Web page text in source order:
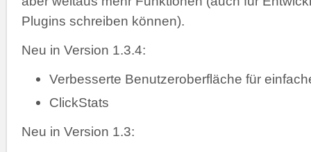
Plugins schreiben können).
Neu in Version 1.3.4:
Verbesserte Benutzeroberfläche für
ClickStats
Neu in Version 1.3: